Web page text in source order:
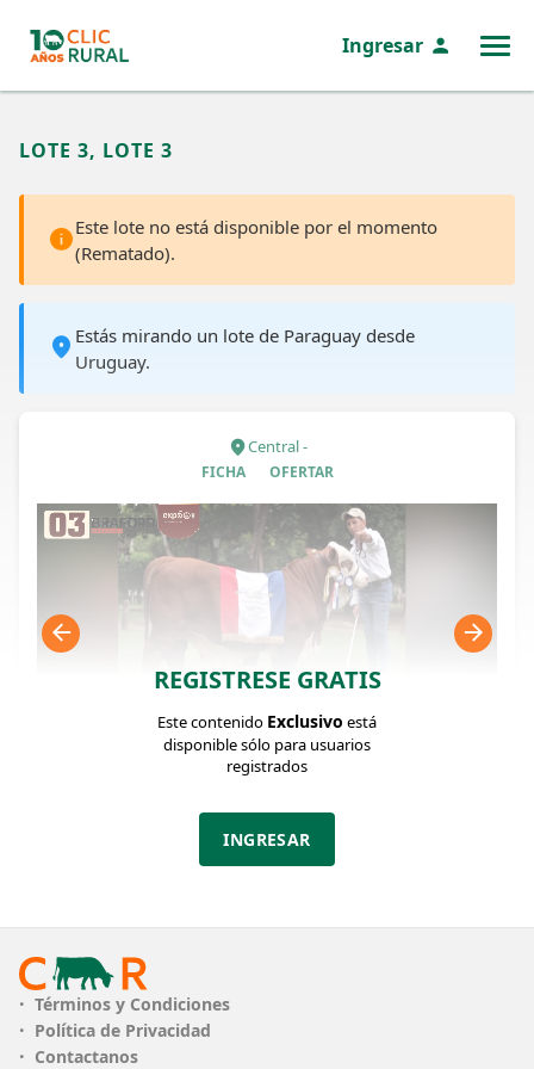
Ingresar
LOTE 3, LOTE 3
Este lote no está disponible por el momento
(Rematado).
Estás mirando un lote de Paraguay desde
Uruguay.
FICHA OFERTAR
Central -
FICHA DEL LOTE Identificador: #377660
Descripción:
SE GARANTIZAN 2 PREÑECES
ESTABLECIMIENTO
REGISTRESE GRATIS
Este contenido Exclusivo está
disponible sólo para usuarios
registrados
INGRESAR
Términos y Condiciones
Política de Privacidad
Contactanos